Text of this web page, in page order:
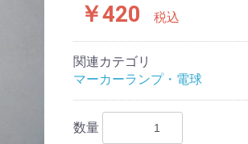
￥420 税込
関連カテゴリ
マーカーランプ・電球
数量